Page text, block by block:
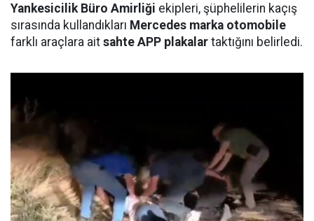
Yankesicilik Büro Amirliği ekipleri, şüphelilerin kaçış
sırasında kullandıkları Mercedes marka otomobile
farklı araçlara ait sahte APP plakalar taktığını belirledi.